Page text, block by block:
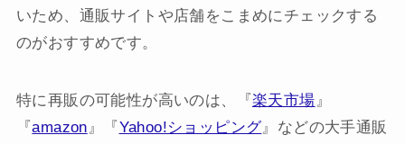
いため、通販サイトや店舗をこまめにチェックする
のがおすすめです。
特に再販の可能性が高いのは、『楽天市場 』
『amazon 』『Yahoo!ショッピング』などの大手通販